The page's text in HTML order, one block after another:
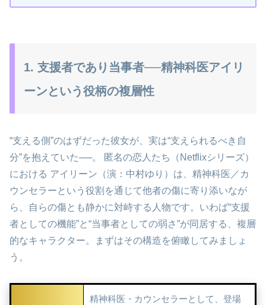
1. 支援者であり当事者──精神科医アイリ
ーンという役柄の複層性
“支える側”のはずだった彼女が、実は“支えられるべき自
分”を抱えていた──。 匿名の恋人たち（Netflixシリーズ）
における アイリーン（演：中村ゆり）は、精神科医／カ
ウンセラーという役割を通じて他者の傷に寄り添いなが
ら、自らの傷とも静かに対峙する人物です。いわば“支援
者としての機能”と“当事者としての弱さ”が同居する、複層
的なキャラクター。まずはその構造を俯瞰してみましょ
う。
精神科医・カウンセラーとして、登場